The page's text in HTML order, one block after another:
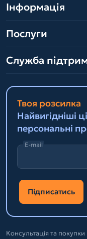
Інформація
Послуги
Служба
Твоя розсилка
Найвигідніші
персональні
E-mail
Підписатись
Консультація та покупки